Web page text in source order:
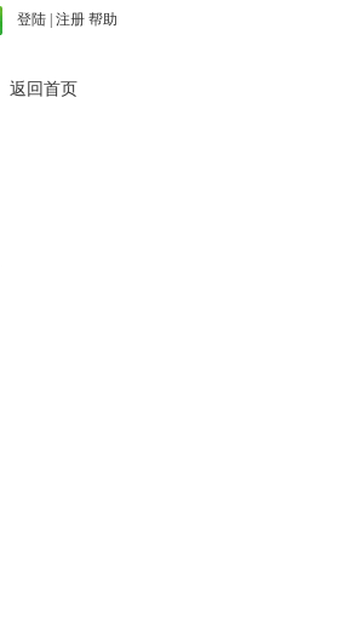
登陆 注册 帮助
返回首页